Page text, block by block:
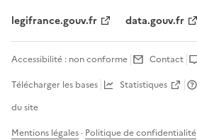
legifrance.gouv.fr
data.gouv.fr
Accessibilité : non conforme Contact
Télécharger les bases
Statistiques
du site
Mentions légales · Politique de confidentialité